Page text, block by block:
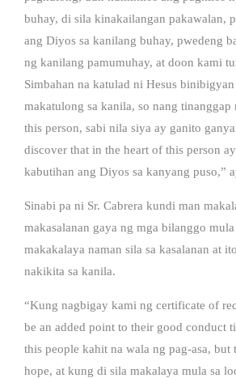
buhay, di sila kinakailangan pakawalan,
ang Diyos sa kanilang buhay, pwedeng
ng kanilang pamumuhay, at doon kami
Simbahan na katulad ni Hesus
makatulong sa kanila, so nang
this person, sabi nila siya ay ganito
discover that in the heart of this person
kabutihan ang Diyos sa kanyang puso,”
Sinabi pa ni Sr. Cabrera kundi man
makasalanan gaya ng mga bilanggo
makakalaya naman sila sa kasalanan at
nakikita sa kanila.
“Kung nagbigay kami ng certificate of
be an added point to their good conduct
this people kahit na wala ng pag-asa, but
hope, at kung di sila makalaya mula sa